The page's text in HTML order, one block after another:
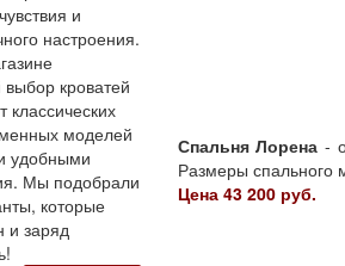
и
настроения.
кроватей
моделей
удобными
Мы подобрали
которые
и заряд
Спальня Лорена -
Размеры спального
Цена 43 200 руб.